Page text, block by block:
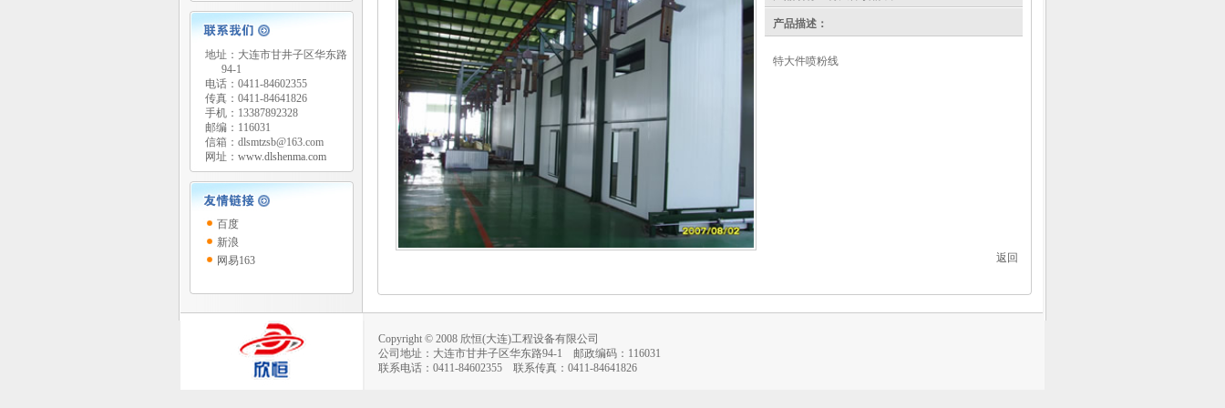
地址：大连市甘井子区华东路
94-1
电话：0411-84602355
传真：0411-84641826
手机：13387892328
邮编：116031
信箱：dlsmtzsb@163.com
网址： www.dlshenma.com
百度
新浪
网易163
产品描述：
特大件喷粉线
返回
Copyright © 2008 欣恒(大连)工程设备有限公司
公司地址：大连市甘井子区华东路94-1 邮政编码：116031
联系电话：0411-84602355 联系传真：0411-84641826